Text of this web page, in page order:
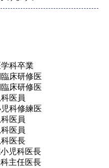
科卒業
床研修医
床研修医
医員
科修練医
医員
医員
医長
児科医長
主任医長